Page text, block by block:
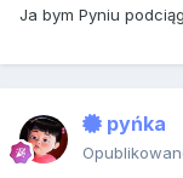
Ja bym Pyniu
pyńka